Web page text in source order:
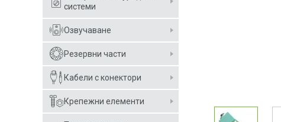
системи
Озвучаване
Резервни части
Кабели с конектори
Крепежни елементи